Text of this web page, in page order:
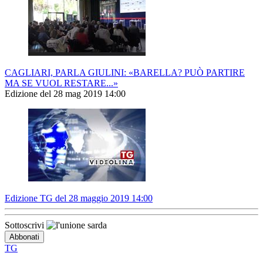
CAGLIARI, PARLA GIULINI: «BARELLA? PUÒ PARTIRE
MA SE VUOL RESTARE...»
Edizione del 28 mag 2019 14:00
Edizione TG del 28 maggio 2019 14:00
Sottoscrivi
TG